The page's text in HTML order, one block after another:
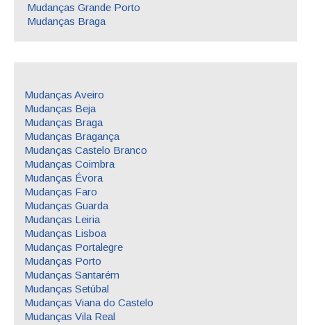
Mudanças Grande Porto
Mudanças Braga
Mudanças Aveiro
Mudanças Beja
Mudanças Braga
Mudanças Bragança
Mudanças Castelo Branco
Mudanças Coimbra
Mudanças Évora
Mudanças Faro
Mudanças Guarda
Mudanças Leiria
Mudanças Lisboa
Mudanças Portalegre
Mudanças Porto
Mudanças Santarém
Mudanças Setúbal
Mudanças Viana do Castelo
Mudanças Vila Real